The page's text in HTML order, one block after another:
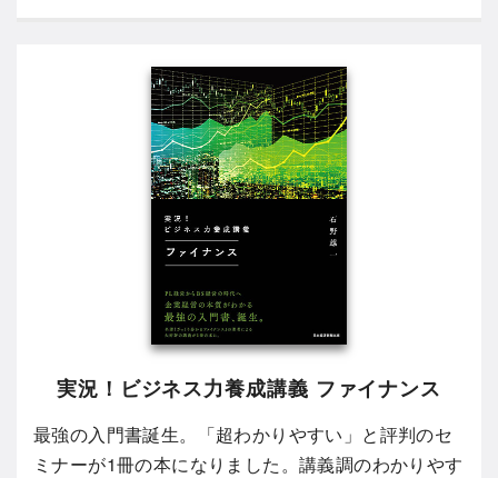
実況！ビジネス力養成講義 ファイナンス
最強の入門書誕生。「超わかりやすい」と評判のセ
ミナーが1冊の本になりました。講義調のわかりやす